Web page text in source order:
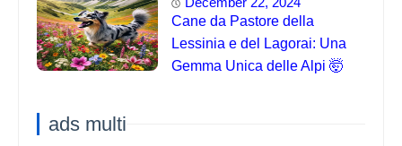
Cane da Pastore della
Lessinia e del Lagorai: Una
Gemma Unica delle Alpi 🤯
ads multi